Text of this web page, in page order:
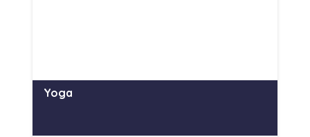
Yoga